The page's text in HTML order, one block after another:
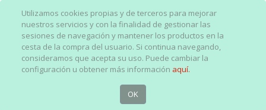
Utilizamos cookies propias y de terceros para mejorar
nuestros servicios y con la finalidad de gestionar las
sesiones de navegación y mantener los productos en la
cesta de la compra del usuario. Si continua navegando,
consideramos que acepta su uso. Puede cambiar la
configuración u obtener más información aquí.
OK